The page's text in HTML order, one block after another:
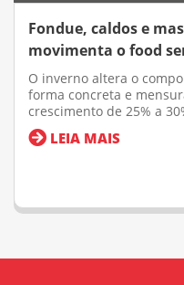
Fondue, caldos e
movimenta o food
O inverno altera o
forma concreta e
crescimento de 25% a
LEIA MAIS